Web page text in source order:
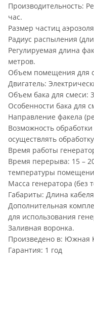
Производительность:
час.
Размер частиц
Радиус распыления
Регулируемая длина
метров.
Объем помещения для
Двигатель:
Объем бака для смеси:
Особенности бака для
Направление факела
Возможность
осуществлять
Время работы
Время перерыва: 15 –
температуры
Масса генератора (без
Габариты: Длина
Дополнительная
для использования
Заливная воронка.
Произведено в: Южная
Гарантия: 1 год